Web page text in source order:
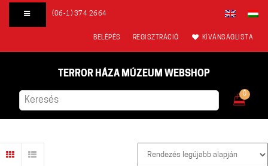
(06-1) 374 2664
BELÉPÉS REGISZTRÁCIÓ KÍVÁNSÁGLISTA
TERROR HÁZA MÚZEUM WEBSHOP
0